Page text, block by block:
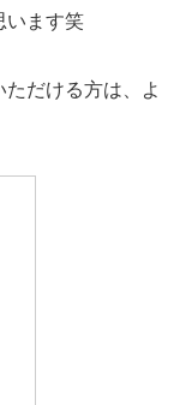
います笑
だける方は、よ